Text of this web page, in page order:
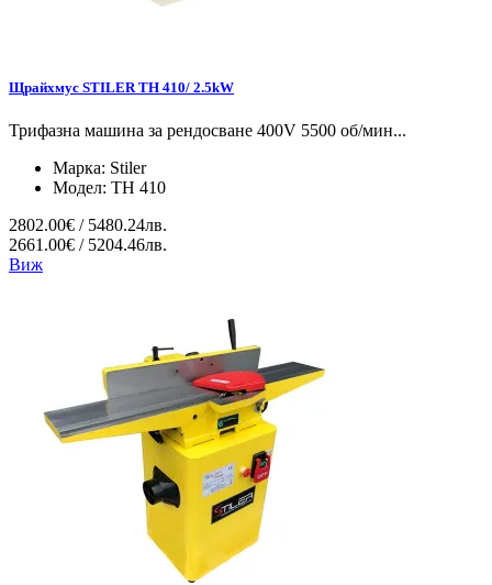
Щрайхмус STILER TH 410/ 2.5kW
Трифазна машина за рендосване 400V 5500 об/мин...
Марка: Stiler
Модел: TH 410
2802.00€ / 5480.24лв.
2661.00€ / 5204.46лв.
Виж